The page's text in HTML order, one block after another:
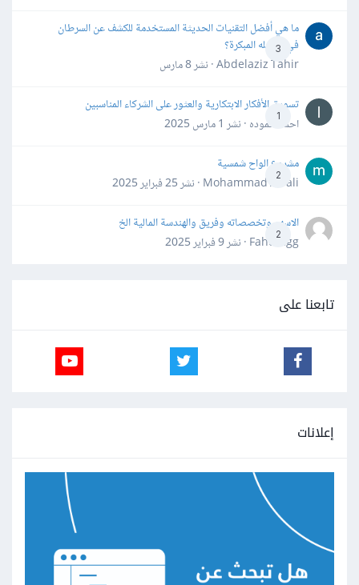
3
ما هي أفضل التقنيات الحديثة المستخدمة للكشف عن السرطان
في مراحله المبكرة؟
Abdelaziz Tahir · نشر
8 مارس
1
تسويق الأفكار الابتكارية والعثور على الشركاء المناسبين
احمد حموده · نشر 1 مارس 2025
2
مشروع الواح شمسية
Mohammad Awali · نشر
25 فبراير 2025
2
الاسهم وتخصصاته وفريق والهندسة المالية الخ
Fahd Ggg · نشر
9 فبراير 2025
تابعنا على
إعلانات